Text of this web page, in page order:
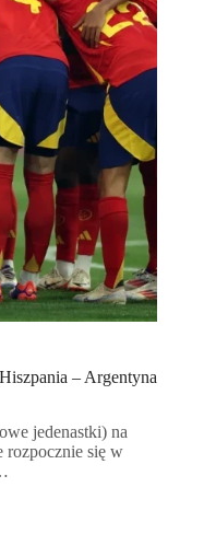
– Argentyna
jedenastki) na
rozpocznie się w